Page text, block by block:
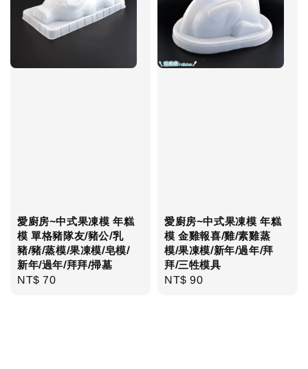
愛廚房~中式果凍模 年糕
模 單格豬隊友/豬公/乳
豬/豬/蒸模/果凍模/皂模/
新年/過年/拜拜/掃墓
Regular
NT$ 70
愛廚房~中式果凍模 年糕
模 金雞報喜/雞/素雞蒸
模/果凍模/新年/過年/拜
拜/三牲模具
Regular
NT$ 90